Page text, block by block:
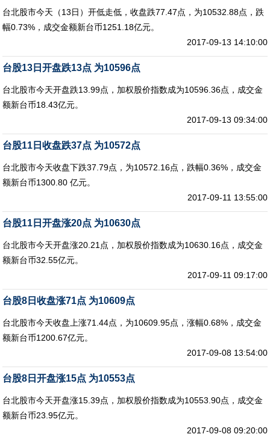
台北股市今天（13日）开低走低，收盘跌77.47点，为10532.88点，跌
幅0.73%，成交金额新台币1251.18亿元。
2017-09-13 14:10:00
台股13日开盘跌13点 为10596点
台北股市今天开盘跌13.99点，加权股价指数成为10596.36点，成交金
额新台币18.43亿元。
2017-09-13 09:34:00
台股11日收盘跌37点 为10572点
台北股市今天收盘下跌37.79点，为10572.16点，跌幅0.36%，成交金
额新台币1300.80 亿元。
2017-09-11 13:55:00
台股11日开盘涨20点 为10630点
台北股市今天开盘涨20.21点，加权股价指数成为10630.16点，成交金
额新台币32.55亿元。
2017-09-11 09:17:00
台股8日收盘涨71点 为10609点
台北股市今天收盘上涨71.44点，为10609.95点，涨幅0.68%，成交金
额新台币1200.67亿元。
2017-09-08 13:54:00
台股8日开盘涨15点 为10553点
台北股市今天开盘涨15.39点，加权股价指数成为10553.90点，成交金
额新台币23.95亿元。
2017-09-08 09:20:00